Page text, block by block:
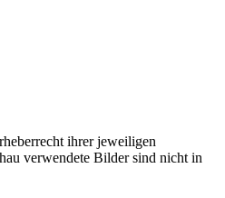
ihrer jeweiligen
verwendete Bilder sind nicht in